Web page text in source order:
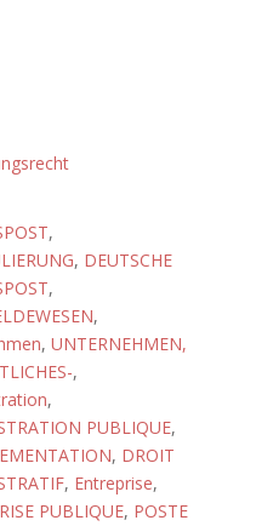
,
, DEUTSCHE
,
,
, UNTERNEHMEN,
,
,
PUBLIQUE,
, DROIT
, Entreprise,
PUBLIQUE, POSTE